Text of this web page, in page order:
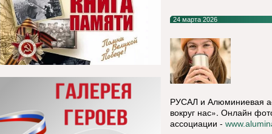
24 марта 2026
РУСАЛ и Алюминиевая
вокруг нас». Онлайн
ассоциации -